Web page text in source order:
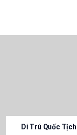
Di Trú Quốc Tịch